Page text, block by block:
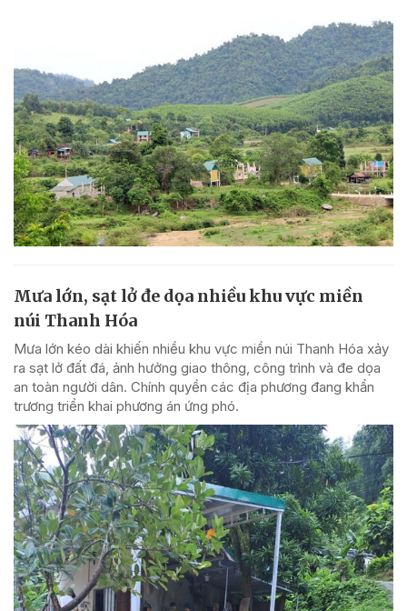
Mưa lớn, sạt lở đe dọa nhiều khu vực miền
núi Thanh Hóa
Mưa lớn kéo dài khiến nhiều khu vực miền núi Thanh Hóa xảy
ra sạt lở đất đá, ảnh hưởng giao thông, công trình và đe dọa
an toàn người dân. Chính quyền các địa phương đang khẩn
trương triển khai phương án ứng phó.